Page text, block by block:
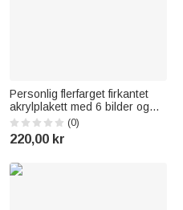
Personlig flerfarget firkantet
akrylplakett med 6 bilder og
navn og initialer
Skrivebordsdekorasjon
Eksamensgave til en venn
(0)
220,00 kr